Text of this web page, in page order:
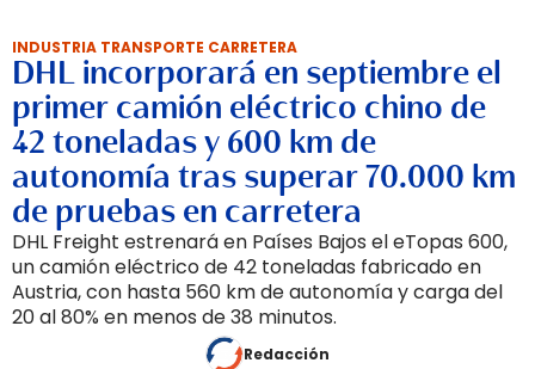
INDUSTRIA TRANSPORTE CARRETERA
DHL incorporará en septiembre el
primer camión eléctrico chino de
42 toneladas y 600 km de
autonomía tras superar 70.000 km
de pruebas en carretera
DHL Freight estrenará en Países Bajos el eTopas 600,
un camión eléctrico de 42 toneladas fabricado en
Austria, con hasta 560 km de autonomía y carga del
20 al 80% en menos de 38 minutos.
Redacción